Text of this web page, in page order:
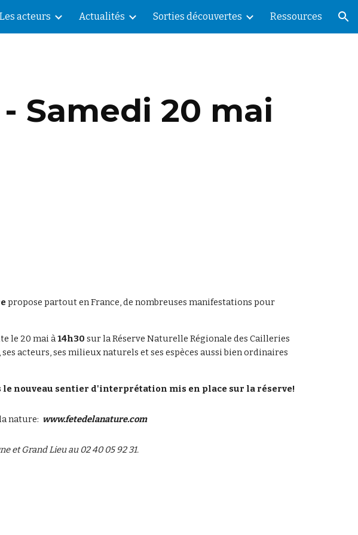
Skip to navigation
Les acteurs Actualités Sorties découvertes Ressources
Samedi 20 mai
propose partout en France, de nombreuses manifestations pour
le 20 mai à 14h30 sur la Réserve Naturelle Régionale des Cailleries
acteurs, ses milieux naturels et ses espèces aussi bien ordinaires
le nouveau sentier d'interprétation mis en place sur la réserve!
nature: www.fetedelanature.com
et Grand Lieu au 02 40 05 92 31.